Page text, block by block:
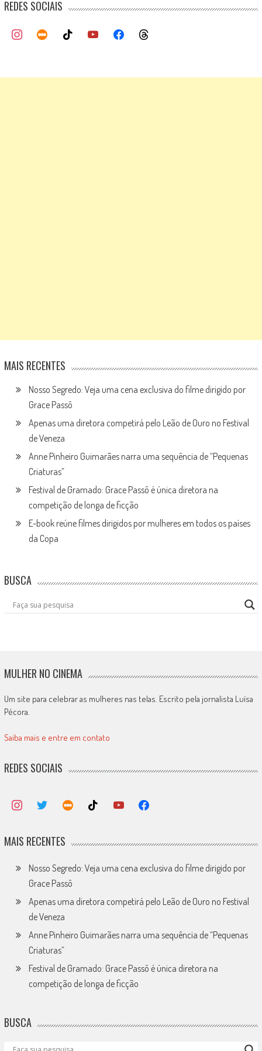
REDES SOCIAIS
MAIS RECENTES
Nosso Segredo: Veja uma cena exclusiva do filme dirigido por
Grace Passô
Apenas uma diretora competirá pelo Leão de Ouro no Festival
de Veneza
Anne Pinheiro Guimarães narra uma sequência de “Pequenas
Criaturas”
Festival de Gramado: Grace Passô é única diretora na
competição de longa de ficção
E-book reúne filmes dirigidos por mulheres em todos os países
da Copa
BUSCA
MULHER NO CINEMA
Um site para celebrar as mulheres nas telas. Escrito pela jornalista Luísa
Pécora.
Saiba mais e entre em contato
REDES SOCIAIS
MAIS RECENTES
Nosso Segredo: Veja uma cena exclusiva do filme dirigido por
Grace Passô
Apenas uma diretora competirá pelo Leão de Ouro no Festival
de Veneza
Anne Pinheiro Guimarães narra uma sequência de “Pequenas
Criaturas”
Festival de Gramado: Grace Passô é única diretora na
competição de longa de ficção
BUSCA